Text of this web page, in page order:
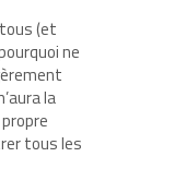
(et
ne
la
tous les